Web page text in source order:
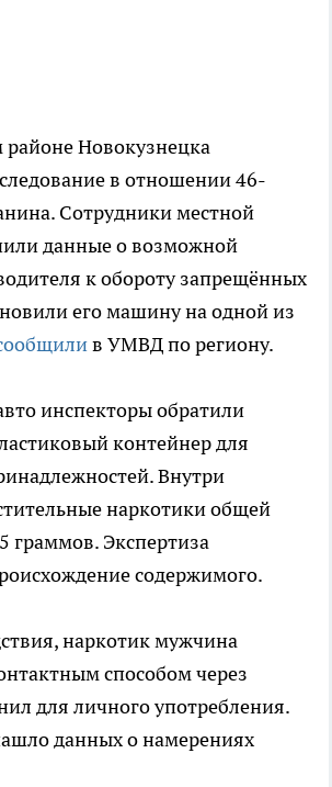
Новокузнецка
в отношении 46-
Сотрудники местной
данные о возможной
к обороту запрещённых
его машину на одной из
в УМВД по региону.
инспекторы обратили
контейнер для
Внутри
наркотики общей
граммов. Экспертиза
содержимого.
наркотик мужчина
способом через
для личного употребления.
данных о намерениях